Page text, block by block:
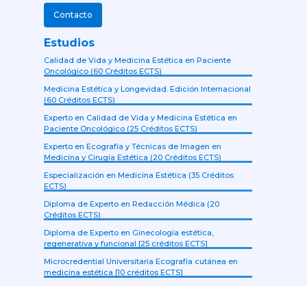
Contacto
Estudios
Calidad de Vida y Medicina Estética en Paciente
Oncológico (60 Créditos ECTS)
Medicina Estética y Longevidad. Edición Internacional
(60 Créditos ECTS)
Experto en Calidad de Vida y Medicina Estética en
Paciente Oncológico (25 Créditos ECTS)
Experto en Ecografía y Técnicas de Imagen en
Medicina y Cirugía Estética (20 Créditos ECTS)
Especialización en Medicina Estética (35 Créditos
ECTS)
Diploma de Experto en Redacción Médica (20
Créditos ECTS)
Diploma de Experto en Ginecología estética,
regenerativa y funcional [25 créditos ECTS]
Microcredential Universitaria Ecografía cutánea en
medicina estética [10 créditos ECTS]